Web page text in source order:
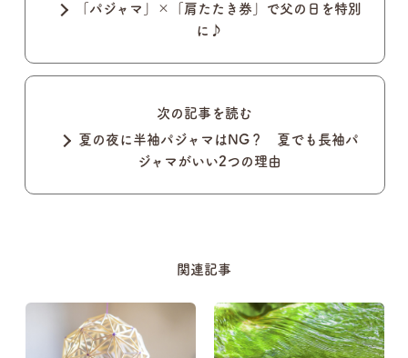
「パジャマ」×「肩たたき券」で父の日を特別
に♪
次の記事を読む
夏の夜に半袖パジャマはNG？ 夏でも長袖パ
ジャマがいい2つの理由
関連記事